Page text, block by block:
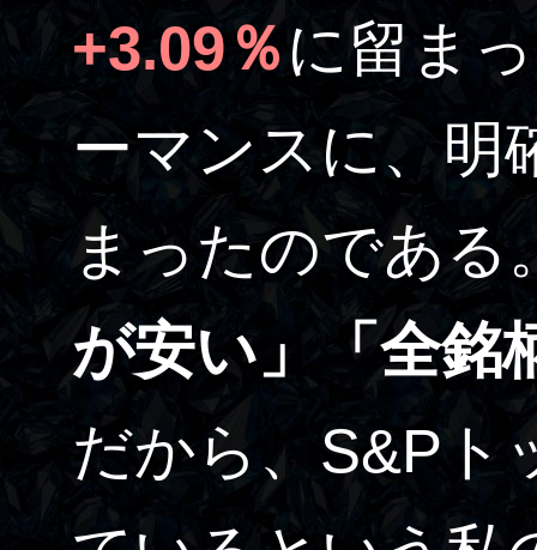
+3.09％に留ま
ーマンスに、明
まったのである
が安い」「全銘
だから、S&Pト